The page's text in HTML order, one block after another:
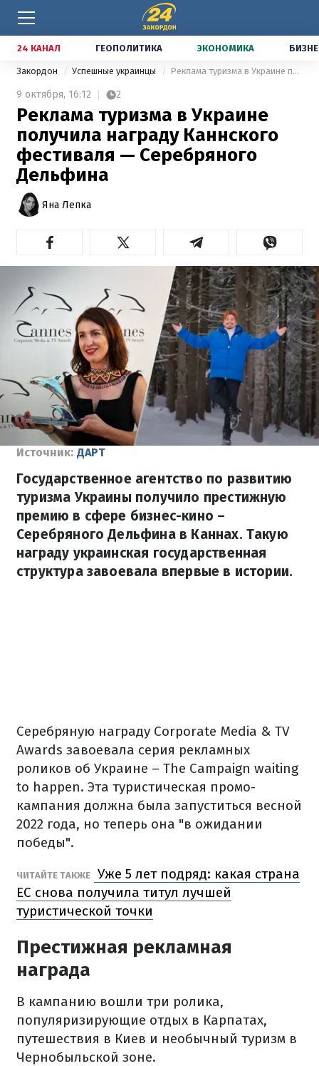
24 КАНАЛ ГЕОПОЛИТИКА ЭКОНОМИКА
Закордон Успешные украинцы Реклама туризма в Украине получила награду Каннского фестиваля — Серебряного Дельфина
9 октября, 16:12 2
Реклама туризма в Украине
получила награду Каннского
фестиваля — Серебряного
Дельфина
Яна Лепка
Источник: ДАРТ
Государственное агентство по развитию
туризма Украины получило престижную
премию в сфере бизнес-кино –
Серебряного Дельфина в Каннах. Такую
награду украинская государственная
структура завоевала впервые в истории.
Серебряную награду Corporate Media & TV
Awards завоевала серия рекламных
роликов об Украине – The Campaign waiting
to happen. Эта туристическая промо-
кампания должна была запуститься весной
2022 года, но теперь она "в ожидании
победы".
ЧИТАЙТЕ ТАКЖЕ
Уже 5 лет подряд: какая страна
ЕС снова получила титул лучшей
туристической точки
Престижная рекламная
награда
В кампанию вошли три ролика,
популяризирующие отдых в Карпатах,
путешествия в Киев и необычный туризм в
Чернобыльской зоне.